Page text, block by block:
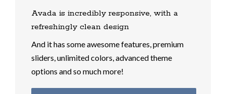
Avada is incredibly responsive, with a
refreshingly clean design
And it has some awesome features, premium
sliders, unlimited colors, advanced theme
options and so much more!